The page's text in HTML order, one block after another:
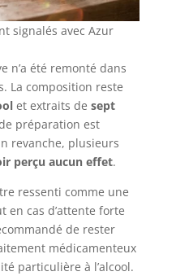
signalés avec Azur
n’a été remonté dans
La composition reste
et extraits de sept
préparation est
revanche, plusieurs
perçu aucun effet.
ressenti comme une
cas d’attente forte
de rester
médicamenteux
particulière à l’alcool.